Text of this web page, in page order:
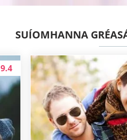
SUÍOMHANNA
9.4